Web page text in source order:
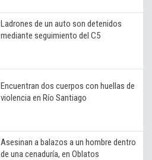
Ladrones de un auto son detenidos
mediante seguimiento del C5
Encuentran dos cuerpos con huellas de
violencia en Río Santiago
Asesinan a balazos a un hombre dentro
de una cenaduría, en Oblatos